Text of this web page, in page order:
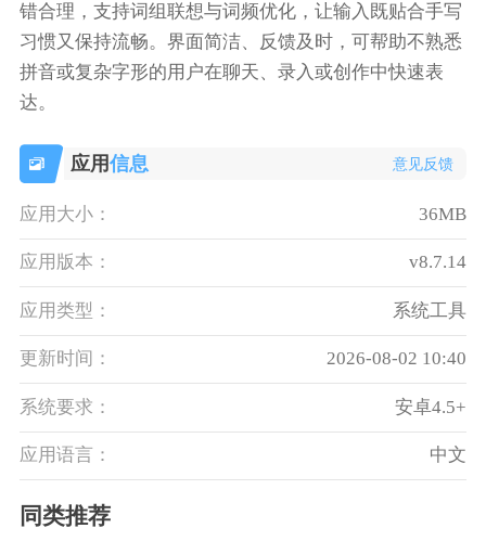
错合理，支持词组联想与词频优化，让输入既贴合手写
习惯又保持流畅。界面简洁、反馈及时，可帮助不熟悉
拼音或复杂字形的用户在聊天、录入或创作中快速表
达。
应用信息 意见反馈
应用大小： 36MB
应用版本： v8.7.14
应用类型： 系统工具
更新时间： 2026-08-02 10:40
系统要求： 安卓4.5+
应用语言： 中文
同类推荐